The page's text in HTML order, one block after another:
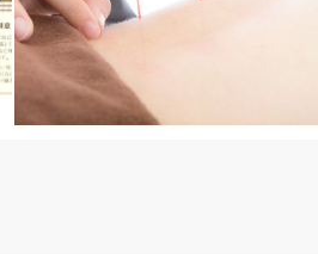
経験豊富なスタッフ在籍